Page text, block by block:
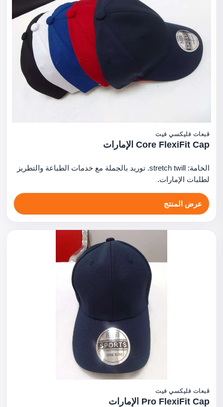
قبعات فليكسي فيت
Core FlexiFit Cap الإمارات
الخامة: stretch twill. توريد بالجملة مع خدمات الطباعة والتطريز
لطلبات الإمارات.
عرض المنتج
قبعات فليكسي فيت
Pro FlexiFit Cap الإمارات